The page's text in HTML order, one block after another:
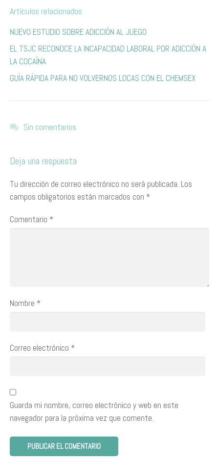
Artículos relacionados
NUEVO ESTUDIO SOBRE ADICCIÓN AL JUEGO
EL TSJC RECONOCE LA INCAPACIDAD LABORAL POR ADICCIÓN A
LA COCAÍNA
GUÍA RÁPIDA PARA NO VOLVERNOS LOCAS CON EL CHEMSEX
Sin comentarios
Deja una respuesta
Tu dirección de correo electrónico no será publicada. Los
campos obligatorios están marcados con *
Comentario *
Nombre *
Correo electrónico *
Guarda mi nombre, correo electrónico y web en este
navegador para la próxima vez que comente.